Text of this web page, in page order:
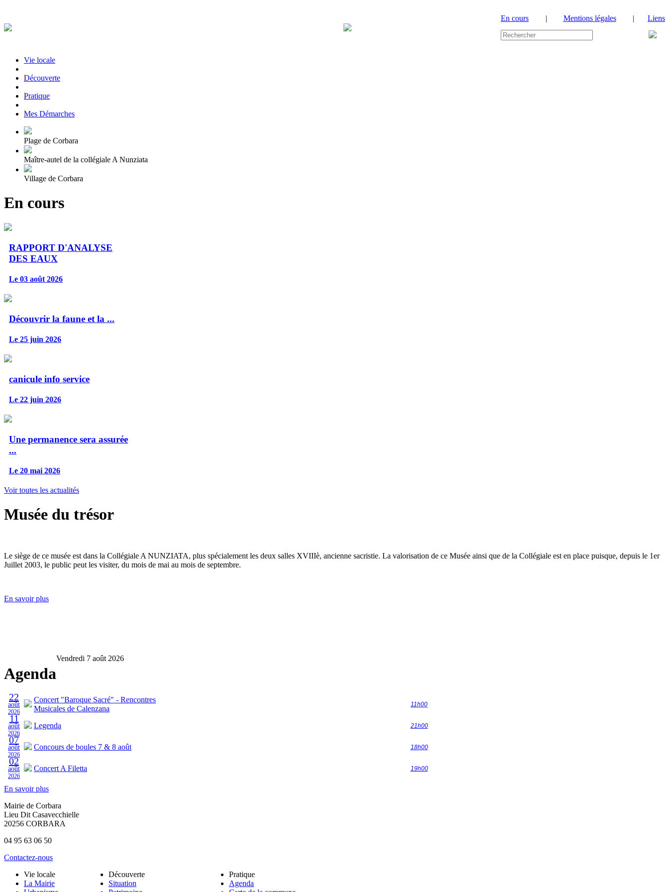
En cours | Mentions légales | Liens
Vie locale
|Découverte
|Pratique
|Mes Démarches
Plage de Corbara
Maître-autel de la collégiale A Nunziata
Village de Corbara
En cours
RAPPORT D'ANALYSE
DES EAUX
Le 03 août 2026
Découvrir la faune et la ...
Le 25 juin 2026
canicule info service
Le 22 juin 2026
Une permanence sera assurée
...
Le 20 mai 2026
Voir toutes les actualités
Musée du trésor
Le siège de ce musée est dans la Collégiale A NUNZIATA, plus spécialement les deux salles XVIIIè, ancienne sacristie. La valorisation de ce Musée ainsi que de la Collégiale est en place puisque, depuis le 1er
Juillet 2003, le public peut les visiter, du mois de mai au mois de septembre.
En savoir plus
Agenda
Vendredi 7 août 2026
22
août
2026
Concert "Baroque Sacré" - Rencontres
Musicales de Calenzana
11h00
11
août
2026
Legenda 21h00
07
août
2026
Concours de boules 7 & 8 août 18h00
02
août
2026
Concert A Filetta 19h00
En savoir plus
Mairie de Corbara
Lieu Dit Casavecchielle
20256 CORBARA
04 95 63 06 50
Contactez-nous
Vie locale
La Mairie
Découverte
Situation
Pratique
Agenda